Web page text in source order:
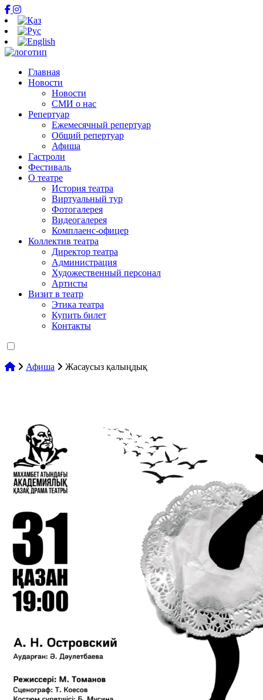
Главная
Новости
Новости
СМИ о нас
Репертуар
Ежемесячный репертуар
Общий репертуар
Афиша
Гастроли
Фестиваль
О театре
История театра
Виртуальный тур
Фотогалерея
Видеогалерея
Комплаенс-офицер
Коллектив театра
Директор театра
Администрация
Художественный персонал
Артисты
Визит в театр
Этика театра
Купить билет
Контакты
Афиша Жасаусыз қалыңдық